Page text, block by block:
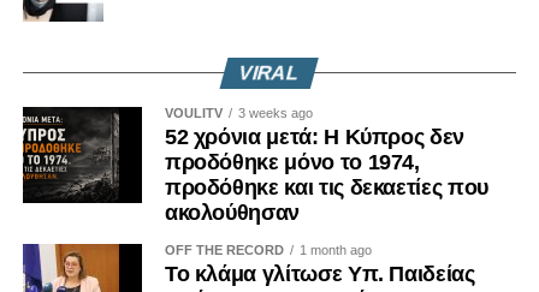
επιτευχθεί συμφωνία μέχρι το τέλος του έτους, το οποίο
Ευρωπαϊκού Συμβουλίου, Αντόνιο Κόστα.
Χθες, πάντως, οι «27» κατέληξαν ομόφωνα στην
παράταση των οικονομικών κυρώσεων κατά της Ρωσίας
για ακόμη έναν χρόνο, στέλνοντας σαφές μήνυμα
συνέχειας της ευρωπαϊκής στήριξης προς το Κίεβο.
Παράλληλα, ενέκριναν κοινά συμπεράσματα για την
Ουκρανία, εξέλιξη που καταγράφεται για πρώτη φορά μετά
VIRAL
VOULITV 3 weeks ago
52 χρόνια μετά: Η Κύπρος δεν
προδόθηκε μόνο το 1974,
προδόθηκε και τις δεκαετίες που
ακολούθησαν
OFF THE RECORD 1 month ago
Το κλάμα γλίτωσε Υπ. Παιδείας